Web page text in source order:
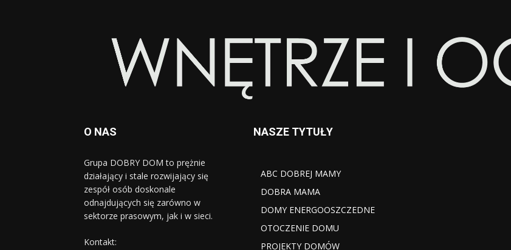
O NAS
Grupa DOBRY DOM to prężnie
działający i stale rozwijający się
zespół osób doskonale
odnajdujących się zarówno w
sektorze prasowym, jak i w sieci.
Kontakt:
NASZE TYTUŁY
ABC DOBREJ MAMY
DOBRA MAMA
DOMY ENERGOOSZCZEDNE
OTOCZENIE DOMU
PROJEKTY DOMÓW